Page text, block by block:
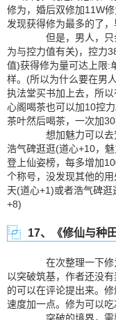
修为，婚后双修加11W
发现获得修为最多的了
但是，男人，只
为与控力值有关)，控力
值)获得修为量可达上限:
样。(所以为什么要在男
执法堂买书加上去，所
心阁喝茶也可以加10控
茶叶然后喝茶，一次加30
想加魅力可以去
浩气碑逛逛(道心+10，
登上仙姿榜，每多增加
个称号，没发现其他的
天(道心+1)或者浩气碑
+8)
17、《修仙与种
在次整理一下修
以突破筑基，作者还没
的可以在评论提出来。
速度加一点。修为可以